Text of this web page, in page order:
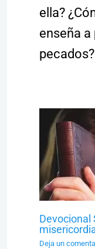
ella?
enseña
pecados?
Devocional
Deja un